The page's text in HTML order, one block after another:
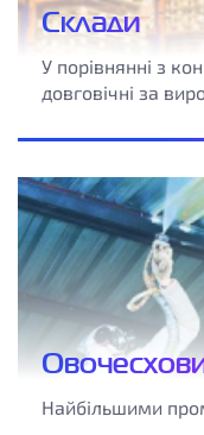
Склади
У порівнянні з
довговічні за
Найбільшими